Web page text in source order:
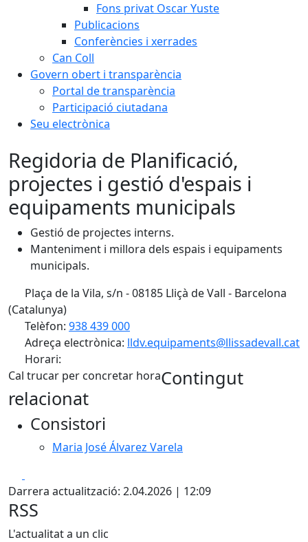
Fons privat Oscar Yuste
Publicacions
Conferències i xerrades
Can Coll
Govern obert i transparència
Portal de transparència
Participació ciutadana
Seu electrònica
Regidoria de Planificació,
projectes i gestió d'espais i
equipaments municipals
Gestió de projectes interns.
Manteniment i millora dels espais i equipaments
municipals.
Plaça de la Vila, s/n - 08185 Lliçà de Vall - Barcelona
(Catalunya)
Telèfon: 938 439 000
Adreça electrònica: lldv.equipaments@llissadevall.cat
Horari:
Cal trucar per concretar horaContingut
relacionat
Consistori
Maria José Álvarez Varela
Darrera actualització: 2.04.2026 | 12:09
RSS
L'actualitat a un clic